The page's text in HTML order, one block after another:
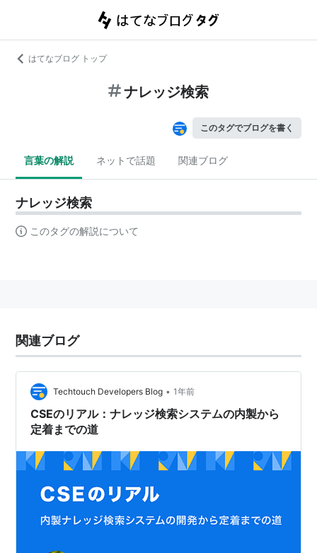
はてなブログ トップ
ナレッジ検索
このタグでブログを書く
言葉の解説 ネットで話題 関連ブログ
ナレッジ検索
このタグの解説について
関連ブログ
Techtouch Developers Blog • 1年前
CSEのリアル：ナレッジ検索システムの内製から
定着までの道